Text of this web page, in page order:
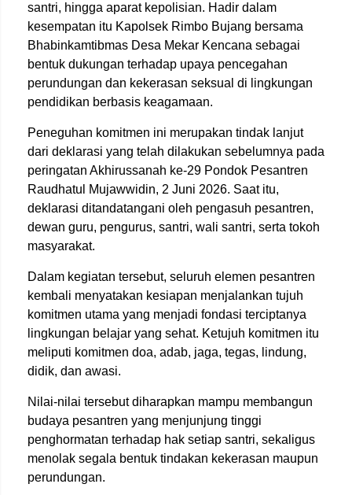
santri, hingga aparat kepolisian. Hadir dalam
kesempatan itu Kapolsek Rimbo Bujang bersama
Bhabinkamtibmas Desa Mekar Kencana sebagai
bentuk dukungan terhadap upaya pencegahan
perundungan dan kekerasan seksual di lingkungan
pendidikan berbasis keagamaan.
Peneguhan komitmen ini merupakan tindak lanjut
dari deklarasi yang telah dilakukan sebelumnya pada
peringatan Akhirussanah ke-29 Pondok Pesantren
Raudhatul Mujawwidin, 2 Juni 2026. Saat itu,
deklarasi ditandatangani oleh pengasuh pesantren,
dewan guru, pengurus, santri, wali santri, serta tokoh
masyarakat.
Dalam kegiatan tersebut, seluruh elemen pesantren
kembali menyatakan kesiapan menjalankan tujuh
komitmen utama yang menjadi fondasi terciptanya
lingkungan belajar yang sehat. Ketujuh komitmen itu
meliputi komitmen doa, adab, jaga, tegas, lindung,
didik, dan awasi.
Nilai-nilai tersebut diharapkan mampu membangun
budaya pesantren yang menjunjung tinggi
penghormatan terhadap hak setiap santri, sekaligus
menolak segala bentuk tindakan kekerasan maupun
perundungan.